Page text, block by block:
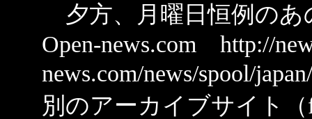
夕方、月曜日恒例のあ
Open-news.com http://
news.com/news/spool/
別のアーカイブサイト